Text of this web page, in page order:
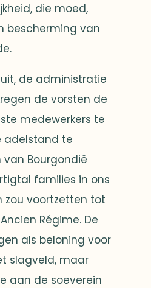
die moed,
bescherming van
de administratie
de vorsten de
medewerkers te
adelstand te
Bourgondië
families in ons
zou voortzetten tot
Régime. De
als beloning voor
slagveld, maar
aan de soeverein